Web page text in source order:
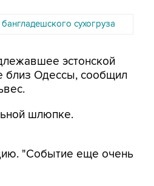
сухогруза
эстонской
близ Одессы, сообщил
шлюпке.
"Событие еще очень